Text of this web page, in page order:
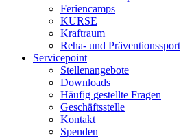
Feriencamps
KURSE
Kraftraum
Reha- und Präventionssport
Servicepoint
Stellenangebote
Downloads
Häufig gestellte Fragen
Geschäftsstelle
Kontakt
Spenden